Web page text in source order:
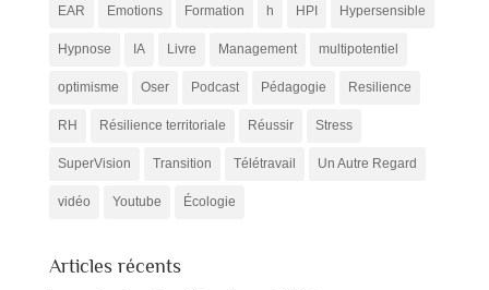
EAR Emotions Formation h HPI Hypersensible
Hypnose IA Livre Management multipotentiel
optimisme Oser Podcast Pédagogie Resilience
RH Résilience territoriale Réussir Stress
SuperVision Transition Télétravail Un Autre Regard
vidéo Youtube Écologie
Articles récents